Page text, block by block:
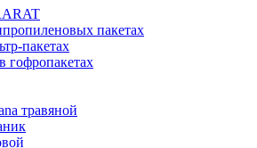
пакетах
пакетах
гофропакетах
травяной